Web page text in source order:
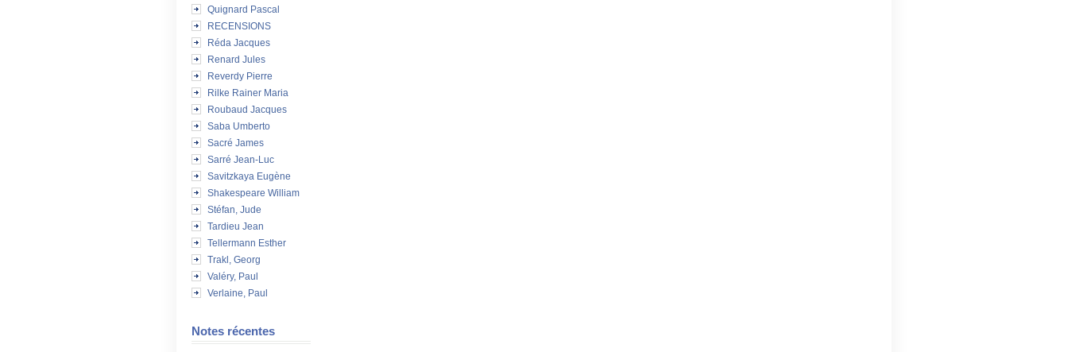
Quignard Pascal
RECENSIONS
Réda Jacques
Renard Jules
Reverdy Pierre
Rilke Rainer Maria
Roubaud Jacques
Saba Umberto
Sacré James
Sarré Jean-Luc
Savitzkaya Eugène
Shakespeare William
Stéfan, Jude
Tardieu Jean
Tellermann Esther
Trakl, Georg
Valéry, Paul
Verlaine, Paul
Notes récentes